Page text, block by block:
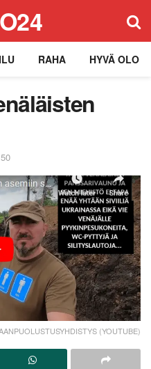
RAHA HYVÄ OLO
(YOUTUBE)